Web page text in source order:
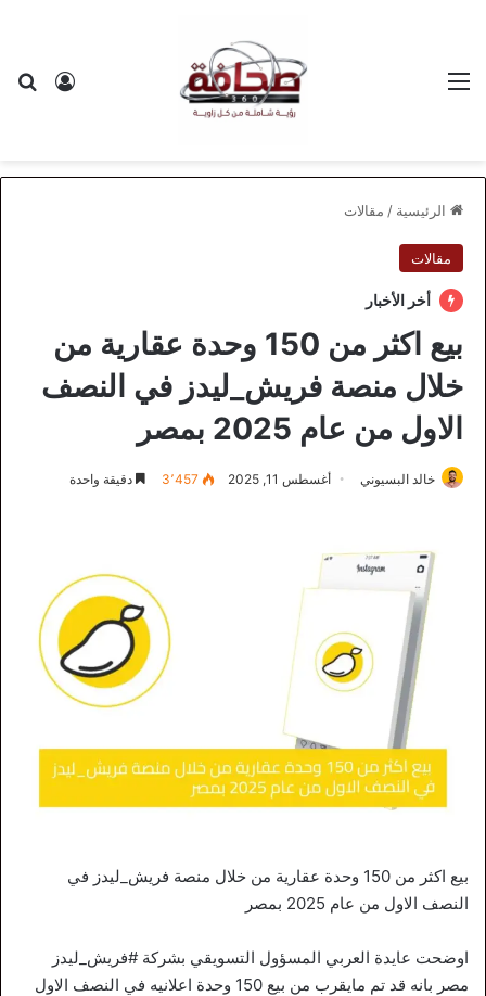
الرئيسية / مقالات
مقالات
أخر الأخبار
بيع اكثر من 150 وحدة عقارية من
خلال منصة فريش_ليدز في النصف
الاول من عام 2025 بمصر
خالد البسيوني أغسطس 11, 2025 3٬457 دقيقة واحدة
بيع اكثر من 150 وحدة عقارية من خلال منصة فريش_ليدز في
النصف الاول من عام 2025 بمصر
اوضحت عايدة العربي المسؤول التسويقي بشركة #فريش_ليدز
مصر بانه قد تم مايقرب من بيع 150 وحدة اعلانيه في النصف الاول